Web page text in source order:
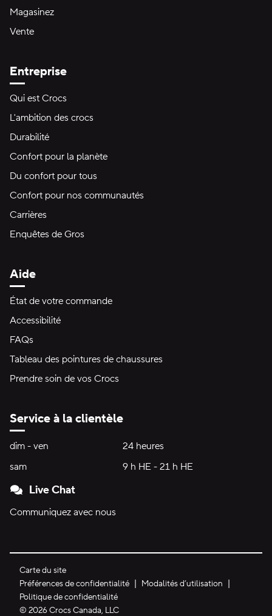
Magasinez
Vente
Entreprise
Qui est Crocs
L'ambition des crocs
Durabilité
Confort pour la planète
Du confort pour tous
Confort pour nos communautés
Carrières
Enquêtes de Gros
Aide
État de votre commande
Accessibilité
FAQs
Tableau des pointures de chaussures
Prendre soin de vos Crocs
Service à la clientèle
Heures d'ouverture:
dim - ven dimanche à vendredi24 heures24 heures
sam
9 h HE - 21 h HE9 h HE - 21 h HE
Live Chat
Communiquez avec nous
Carte du site
Préférences de confidentialité
Modalités d’utilisation
Politique de confidentialité
© 2026Crocs Canada, LLC